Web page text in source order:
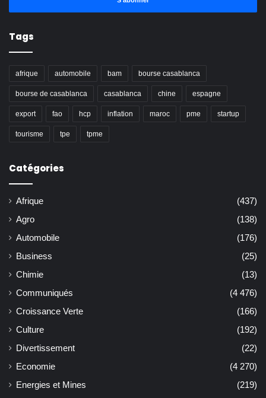
Tags
afrique automobile bam bourse casablanca
bourse de casablanca casablanca chine espagne
export fao hcp inflation maroc pme startup
tourisme tpe tpme
Catégories
Afrique
(437)
Agro
(138)
Automobile
(176)
Business
(25)
Chimie
(13)
Communiqués
(4 476)
Croissance Verte
(166)
Culture
(192)
Divertissement
(22)
Economie
(4 270)
Energies et Mines
(219)